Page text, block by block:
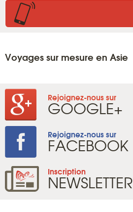
Voyages sur mesure en Asie
Rejoignez-nous sur
GOOGLE+
Rejoignez-nous sur
FACEBOOK
Inscription
NEWSLETTER